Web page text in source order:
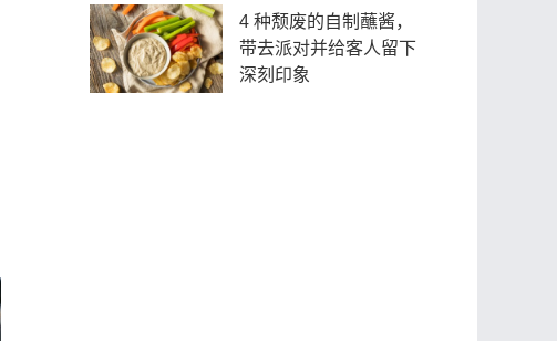
4 种颓废的自制蘸酱，
带去派对并给客人留下
深刻印象